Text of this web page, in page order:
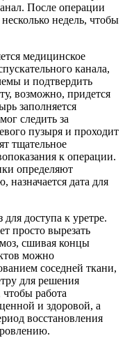
После операции
недель, чтобы
медицинское
канала,
и подтвердить
возможно, придется
заполняется
следить за
пузыря и проходит
тщательное
к операции.
определяют
дата для
доступа к уретре.
просто вырезать
сшивая концы
можно
соседней ткани,
для решения
работа
и здоровой, а
восстановления